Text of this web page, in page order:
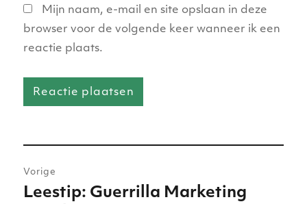
Mijn naam, e-mail en site opslaan in deze
browser voor de volgende keer wanneer ik een
reactie plaats.
navigatie
Vorige
Vorig
Leestip: Guerrilla Marketing